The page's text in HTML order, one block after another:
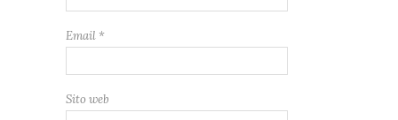
Email *
Sito web